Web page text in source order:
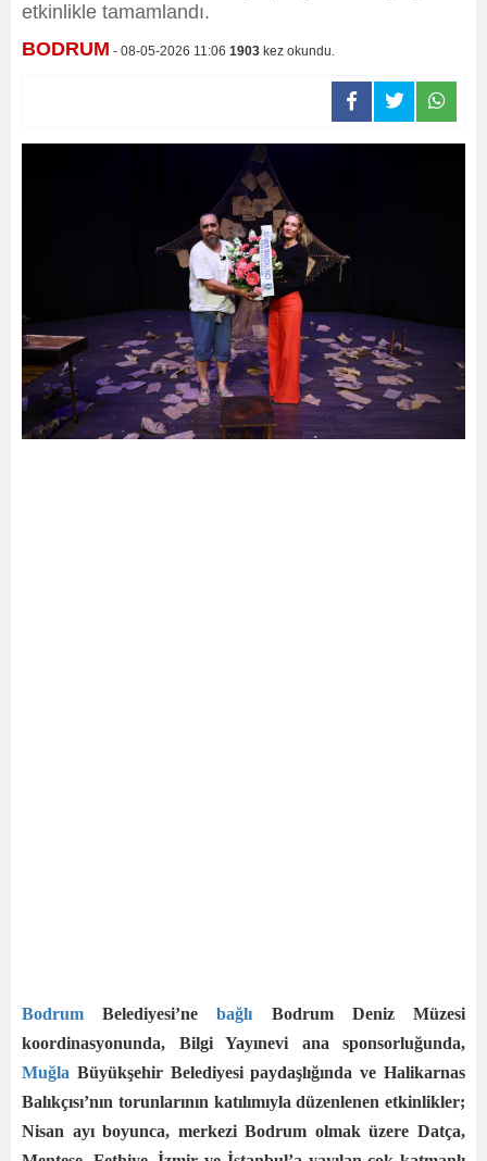
etkinlikle tamamlandı.
BODRUM - 08-05-2026 11:06 1903 kez okundu.
Bodrum Belediyesi’nebağlı Bodrum Deniz Müzesi
koordinasyonunda, Bilgi Yayınevi ana sponsorluğunda,
Muğla Büyükşehir Belediyesi paydaşlığında ve Halikarnas
Balıkçısı’nın torunlarının katılımıyla düzenlenen etkinlikler;
Nisan ayı boyunca, merkezi Bodrum olmak üzere Datça,